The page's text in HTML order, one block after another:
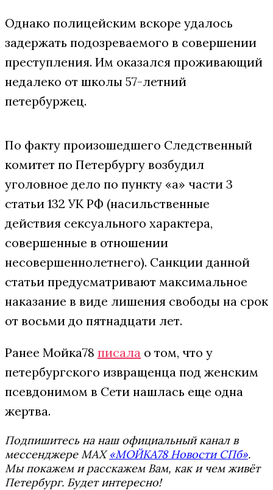
Однако полицейским вскоре удалось
задержать подозреваемого в совершении
преступления. Им оказался проживающий
недалеко от школы 57-летний
петербуржец.
По факту произошедшего Следственный
комитет по Петербургу возбудил
уголовное дело по пункту «а» части 3
статьи 132 УК РФ (насильственные
действия сексуального характера,
совершенные в отношении
несовершеннолетнего). Санкции данной
статьи предусматривают максимальное
наказание в виде лишения свободы на срок
от восьми до пятнадцати лет.
Ранее Мойка78 писала о том, что у
петербургского извращенца под женским
псевдонимом в Сети нашлась еще одна
жертва.
Подпишитесь на наш официальный канал в
мессенджере MAX«МОЙКА78 Новости СПб».
Мы покажем и расскажем Вам, как и чем живёт
Петербург. Будет интересно!